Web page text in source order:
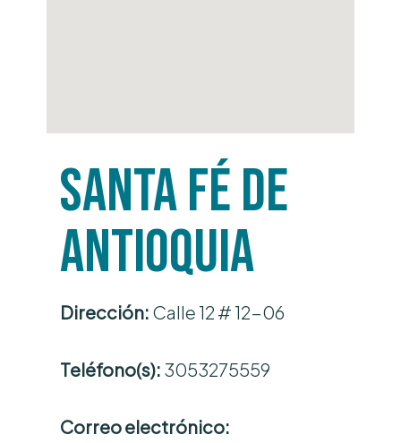
Santa fé de
Antioquia
Dirección: Calle 12 # 12-06
Teléfono(s): 3053275559
Correo electrónico: